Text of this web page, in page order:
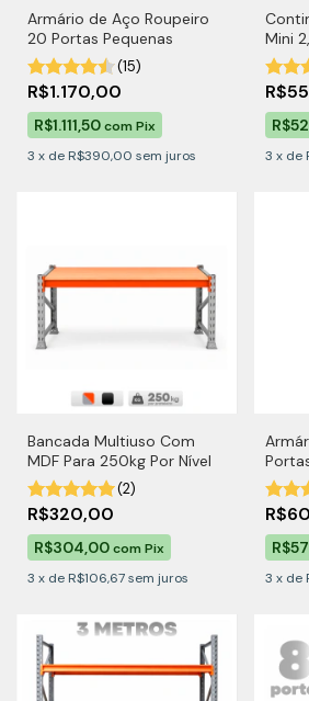
Armário de Aço Roupeiro
20 Portas Pequenas
(15)
R$1.170,00
R$1.111,50comPix
3 x de R$390,00 sem juros
Mini
3 x de
Bancada Multiuso Com
MDF Para 250kg Por Nível
(2)
R$320,00
R$304,00comPix
3 x de R$106,67sem juros
3 x de